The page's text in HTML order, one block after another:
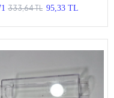
333,64 TL 95,33 TL